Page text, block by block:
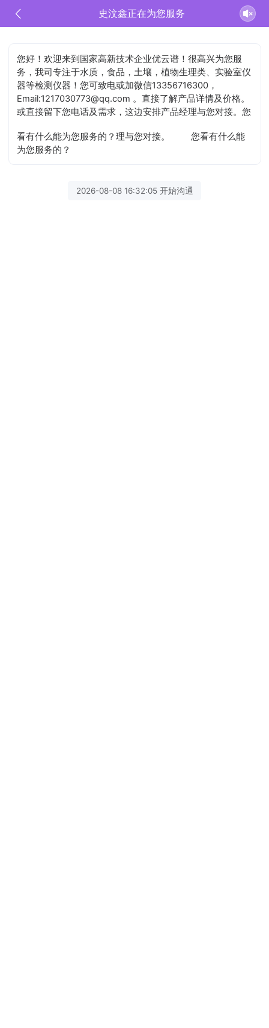
史汶鑫正在为您服务
您好！欢迎来到国家高新技术企业优云谱！很高兴为您服
务，我司专注于水质，食品，土壤，植物生理类、实验室仪
器等检测仪器！您可致电或加微信13356716300，
Email:1217030773@qq.com 。直接了解产品详情及价格。
或直接留下您电话及需求，这边安排产品经理与您对接。您
看有什么能为您服务的？理与您对接。
您看有什么能
为您服务的？
2026-08-08 16:32:05 开始沟通